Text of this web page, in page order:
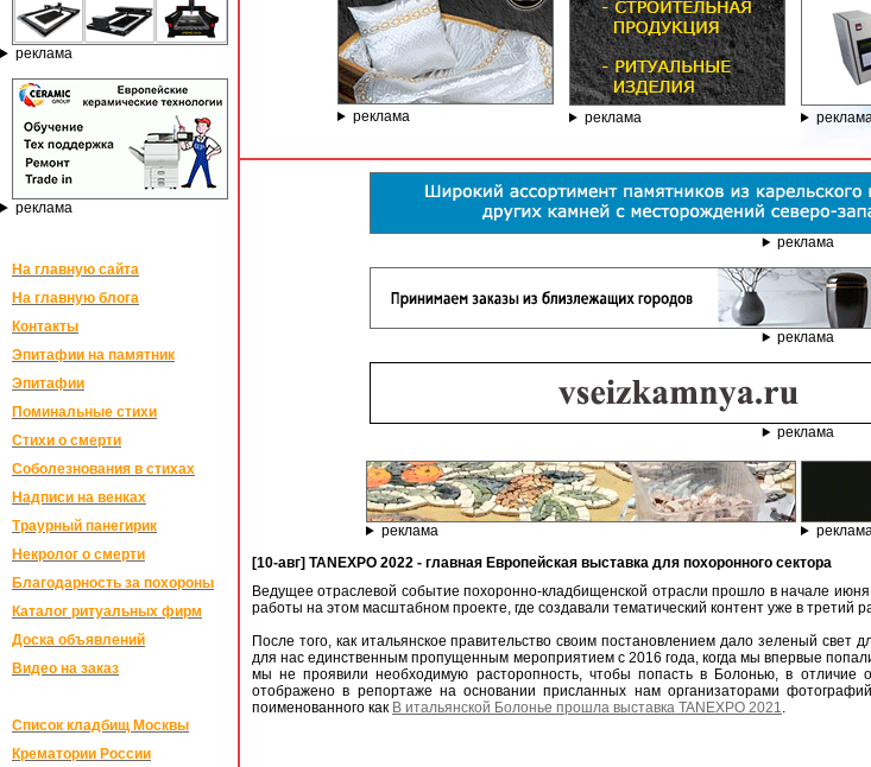
реклама
реклама
На главную сайта
На главную блога
Контакты
Эпитафии на памятник
Эпитафии
Поминальные стихи
Стихи о смерти
Соболезнования в стихах
Надписи на венках
Траурный панегирик
Некролог о смерти
Благодарность за похороны
Каталог ритуальных фирм
Доска объявлений
Видео на заказ
Список кладбищ Москвы
Крематории России
реклама реклама
реклама
реклама
реклама
реклама
[10-авг] TANEXPO 2022 - главная Европейская выставка для похоронного сектора
Ведущее отраслевой событие похоронно-кладбищенской отрасли прошло в начале
работы на этом масштабном проекте, где создавали тематический контент уже в третий
После того, как итальянское правительство своим постановлением дало зеленый свет
для нас единственным пропущенным мероприятием с 2016 года, когда мы впервые
мы не проявили необходимую расторопность, чтобы попасть в Болонью, в
отображено в репортаже на основании присланных нам организаторами
поименованного как В итальянской Болонье прошла выставка TANEXPO 2021.